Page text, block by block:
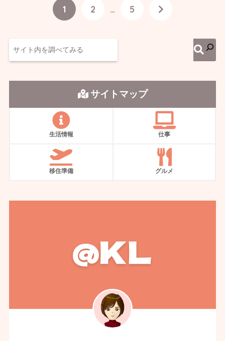
1 2 … 5
サイトマップ
生活情報 仕事
移住準備 グルメ